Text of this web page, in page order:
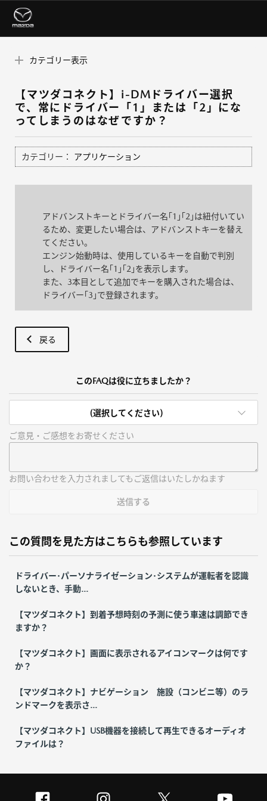
カテゴリー表示
【マツダコネクト】i-DMドライバー選択
で、常にドライバー「1」または「2」にな
ってしまうのはなぜですか？
カテゴリー： アプリケーション
アドバンストキーとドライバー名｢1｣｢2｣は紐付いてい
るため、変更したい場合は、アドバンストキーを替え
てください。
エンジン始動時は、使用しているキーを自動で判別
し、ドライバー名｢1｣｢2｣を表示します。
また、3本目として追加でキーを購入された場合は、
ドライバー｢3｣で登録されます。
戻る
このFAQは役に立ちましたか？
(選択してください)
ご意見・ご感想をお寄せください
お問い合わせを入力されましてもご返信はいたしかねます
送信する
この質問を見た方はこちらも参照しています
ドライバー･パーソナライゼーション･システムが運転者を認識
しないとき、手動...
【マツダコネクト】到着予想時刻の予測に使う車速は調節でき
ますか？
【マツダコネクト】画面に表示されるアイコンマークは何です
か？
【マツダコネクト】ナビゲーション 施設（コンビニ等）のラ
ンドマークを表示さ...
【マツダコネクト】USB機器を接続して再生できるオーディオ
ファイルは？